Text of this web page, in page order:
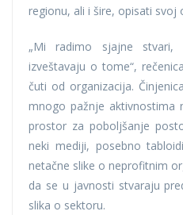
regionu, ali i šire, opisati svoj
„Mi radimo sjajne
izveštavaju o tome“,
čuti od organizacija.
mnogo pažnje aktivnostima
prostor za poboljšanje
neki mediji, posebno
netačne slike o neprofitnim
da se u javnosti stvaraju
slika o sektoru.